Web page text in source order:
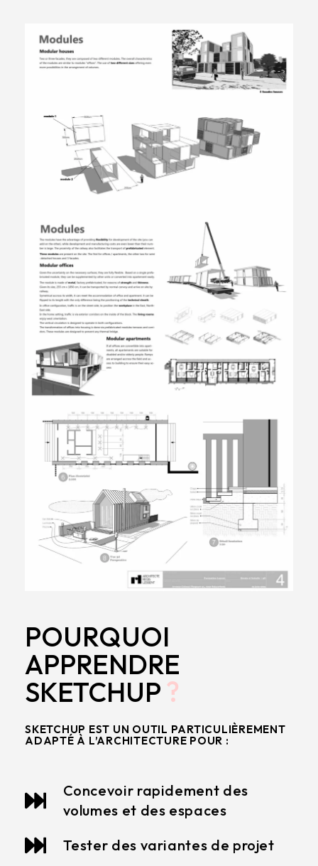
POURQUOI
APPRENDRE
SKETCHUP ?
SKETCHUP EST UN OUTIL PARTICULIÈREMENT
ADAPTÉ À L’ARCHITECTURE POUR :
Concevoir rapidement des
volumes et des espaces
Tester des variantes de projet